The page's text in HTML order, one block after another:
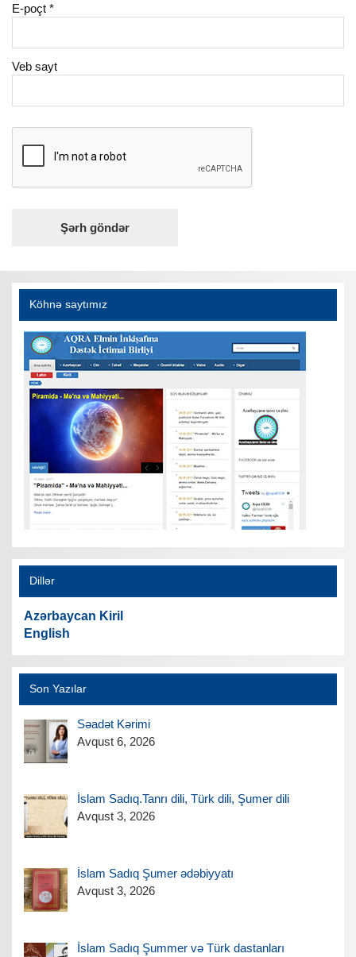
E-poçt*
Veb sayt
Köhnə saytımız
Dillər
Azərbaycan Kiril
English
Son Yazılar
Səadət Kərimi
Avqust 6, 2026
İslam Sadıq.Tanrı dili, Türk dili, Şumer dili
Avqust 3, 2026
İslam Sadıq Şumer ədəbiyyatı
Avqust 3, 2026
İslam Sadıq Şummer və Türk dastanları